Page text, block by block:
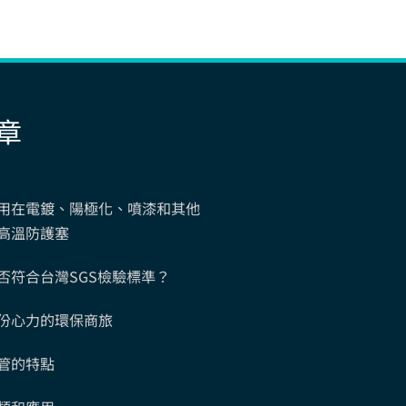
在電鍍、陽極化、噴漆和其他
溫防護塞
符合台灣SGS檢驗標準？
心力的環保商旅
的特點